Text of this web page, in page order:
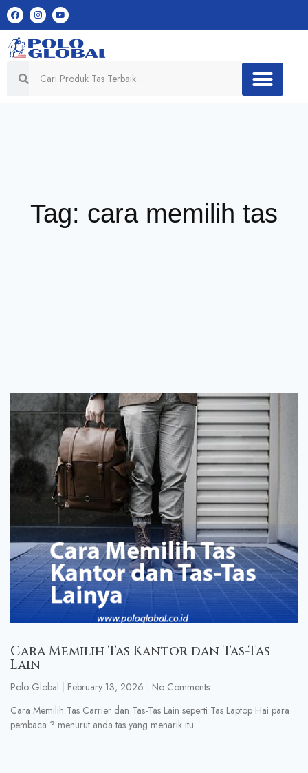
Tag: cara memilih tas
Cara Memilih Tas Kantor dan Tas-Tas
Lain
Polo Global February 13, 2026
No Comments
Cara Memilih Tas Carrier dan Tas-Tas Lain seperti Tas Laptop Hai para
pembaca ? menurut anda tas yang menarik itu